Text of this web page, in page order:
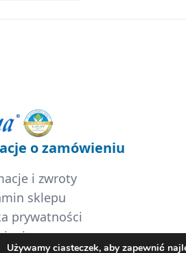
o zamówieniu
i zwroty
sklepu
prywatności
Używamy ciasteczek, aby zapewnić